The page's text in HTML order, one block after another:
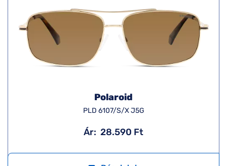
Polaroid
PLD 6107/S/X J5G
Ár: 28.590 Ft